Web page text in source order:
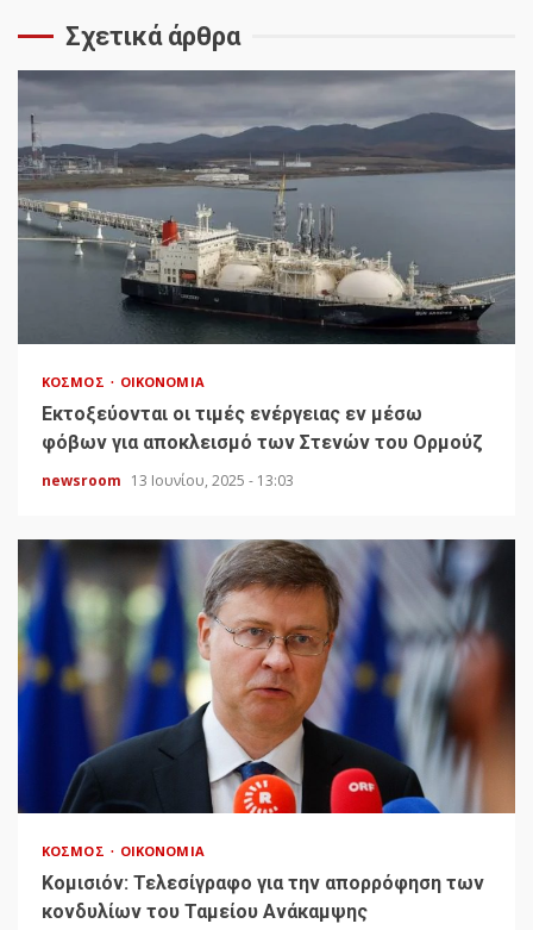
Σχετικά άρθρα
ΚΌΣΜΟΣ ΟΙΚΟΝΟΜΊΑ
Εκτοξεύονται οι τιμές ενέργειας εν μέσω
φόβων για αποκλεισμό των Στενών του Ορμούζ
newsroom 13 Ιουνίου, 2025 - 13:03
ΚΌΣΜΟΣ ΟΙΚΟΝΟΜΊΑ
Κομισιόν: Τελεσίγραφο για την απορρόφηση των
κονδυλίων του Ταμείου Ανάκαμψης